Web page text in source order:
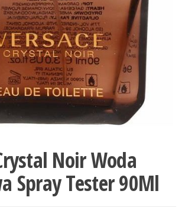
Noir Woda
Spray Tester 90Ml